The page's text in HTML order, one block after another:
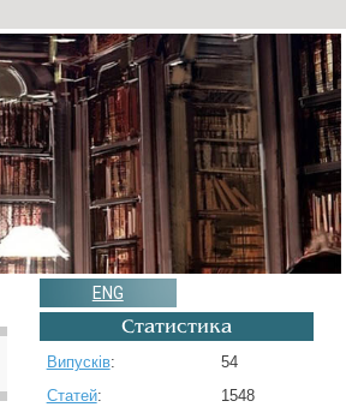
ENG
Статистика
Випусків:
54
Статей:
1548